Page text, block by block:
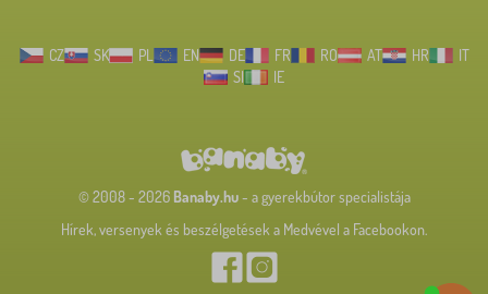
CZ SK PL EN DE FR RO AT HR
IT
SI
IE
© 2008 - 2026 Banaby.hu- a gyerekbútor specialistája
Hírek, versenyek és beszélgetések a Medvével a Facebookon.